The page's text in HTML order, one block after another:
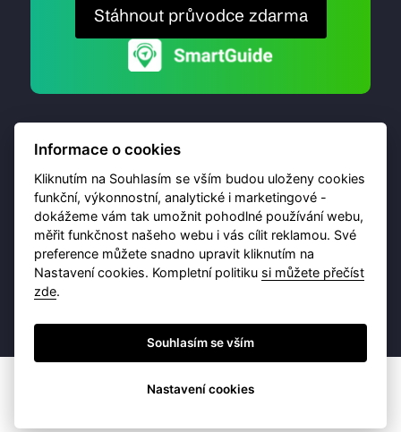
Stáhnout průvodce zdarma
© 2026 Destinační portál provozujeBrána Jihlavy,
příspěvková organizace. Všechna práva vyhrazena.
Ochrana osobních údajů
Informace o cookies
Kliknutím na Souhlasím se vším budou uloženy cookies
funkční, výkonnostní, analytické i marketingové -
dokážeme vám tak umožnit pohodlné používání webu,
měřit funkčnost našeho webu i vás cílit reklamou. Své
preference můžete snadno upravit kliknutím na
Nastavení cookies. Kompletní politiku si můžete přečíst
zde.
Souhlasím se vším
Nastavení cookies